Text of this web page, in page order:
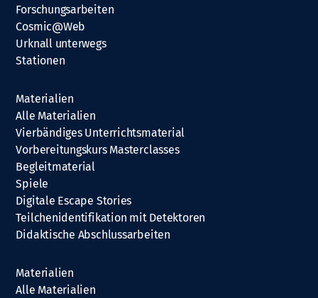
Forschungsarbeiten
Cosmic@Web
Urknall unterwegs
Stationen
Materialien
Alle Materialien
Vierbändiges Unterrichtsmaterial
Vorbereitungskurs Masterclasses
Begleitmaterial
Spiele
Digitale Escape Stories
Teilchenidentifikation mit Detektoren
Didaktische Abschlussarbeiten
Materialien
Alle Materialien